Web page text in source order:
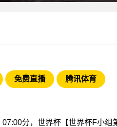
免费直播 腾讯体育
分，世界杯【世界杯F小